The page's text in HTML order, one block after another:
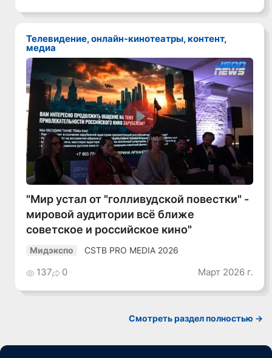
Телевидение, онлайн-кинотеатры, контент,
медиа
Смотреть видео
"Мир устал от "голливудской повестки" -
мировой аудитории всё ближе
советское и российское кино"
Мидэкспо CSTB PRO MEDIA 2026
137 0 Март 2026 г.
Смотреть раздел полностью ->